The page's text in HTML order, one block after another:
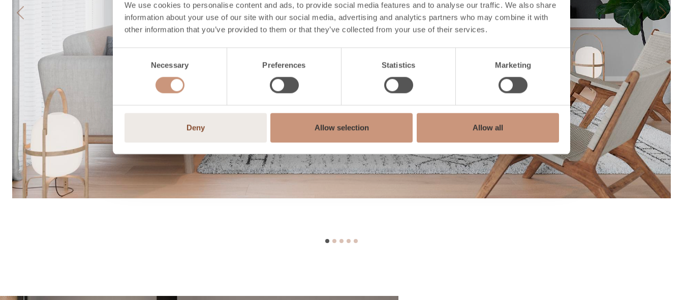
We use cookies to personalise content and ads, to provide social media features and to analyse our traffic. We also share
information about your use of our site with our social media, advertising and analytics partners who may combine it with
other information that you’ve provided to them or that they’ve collected from your use of their services.
Consent
Necessary Preferences Statistics Marketing
Deny Allow selection Allow all
Previous Next